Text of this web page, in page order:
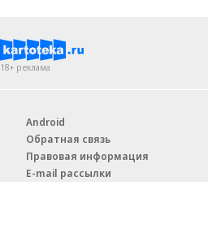
18+ реклама
Android
Обратная связь
Правовая информация
E-mail рассылки